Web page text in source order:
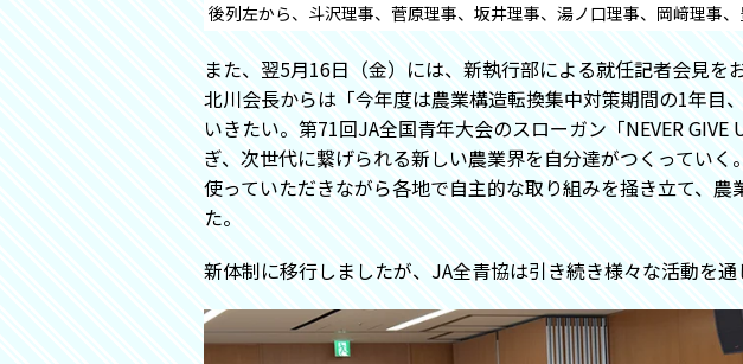
後列左から、斗沢理事、菅原理事、坂井理事、湯ノ口理事、岡﨑理事
また、翌5月16日（金）には、新執行部による就任記者会見を
北川会長からは「今年度は農業構造転換集中対策期間の1年目
いきたい。第71回JA全国青年大会のスローガン「NEVER
ぎ、次世代に繋げられる新しい農業界を自分達がつくってい
使っていただきながら各地で自主的な取り組みを掻き立て、
た。
新体制に移行しましたが、JA全青協は引き続き様々な活動を